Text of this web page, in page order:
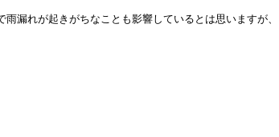
漏れが起きがちなことも影響しているとは思いますが、